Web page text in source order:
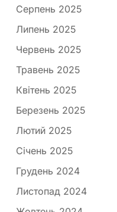
Серпень 2025
Липень 2025
Червень 2025
Травень 2025
Квітень 2025
Березень 2025
Лютий 2025
Січень 2025
Грудень 2024
Листопад 2024